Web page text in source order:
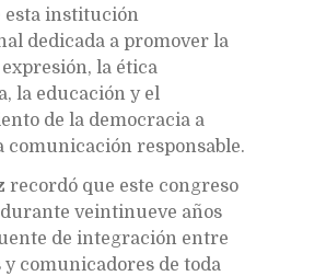
esta institución
dedicada a promover la
la ética
la educación y el
de la democracia a
comunicación responsable.
recordó que este congreso
veintinueve años
de integración entre
comunicadores de toda